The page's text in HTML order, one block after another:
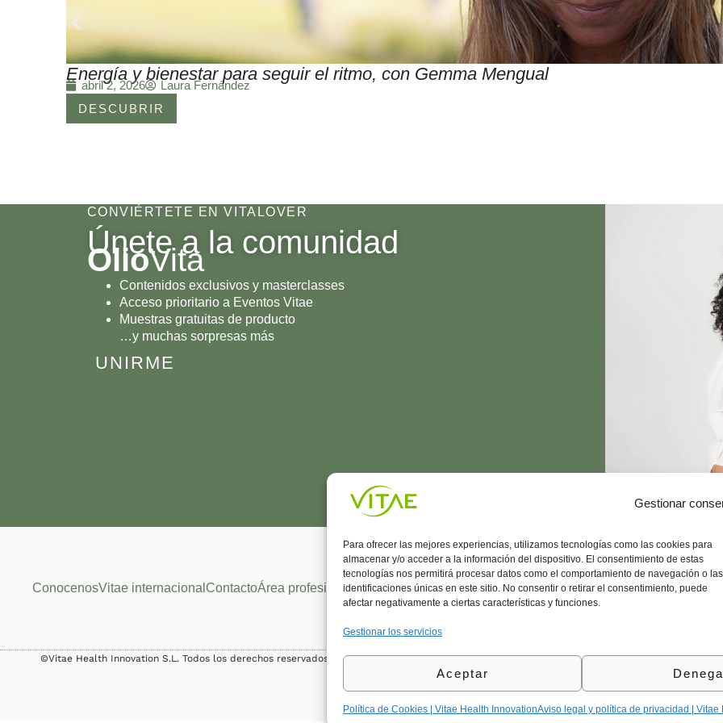
Gestionar
Para ofrecer las mejores experiencias, utilizamos tecnologías como las cookies para
almacenar y/o acceder a la información del dispositivo. El consentimiento de estas
tecnologías nos permitirá procesar datos como el comportamiento de navegación o las
identificaciones únicas en este sitio. No consentir o retirar el consentimiento, puede
afectar negativamente a ciertas características y funciones.
Gestionar los servicios
Aceptar
Política de Cookies | Vitae Health InnovationAviso legal y política de privacidad | Vitae
Energía y bienestar para seguir el ritmo, con Gemma Mengual
abril 2, 2026
Laura Fernández
DESCUBRIR
CONVIÉRTETE EN VITALOVER
Únete a la comunidad
OlioVita
Contenidos exclusivos y masterclasses
Acceso prioritario a Eventos Vitae
Muestras gratuitas de producto
…y muchas sorpresas más
UNIRME
ConocenosVitae internacional ContactoÁrea profesional
©Vitae Health Innovation S.L. Todos los derechos reservados.